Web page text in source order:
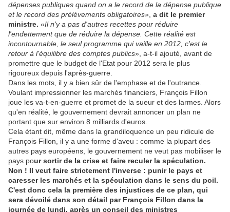
dépenses publiques quand on a le record de la dépense publique
et le record des prélèvements obligatoires» a dit le premier
ministre. «Il n'y a pas d'autres recettes pour réduire
l'endettement que de réduire la dépense. Cette réalité est
incontournable, le seul programme qui vaille en 2012, c'est le
retour à l'équilibre des comptes publics», a-t-il ajouté, avant de
promettre que le budget de l'Etat pour 2012 sera le plus
rigoureux depuis l'après-guerre.
Dans les mots, il y a bien sûr de l'emphase et de l'outrance.
Voulant impressionner les marchés financiers, François Fillon
joue les va-t-en-guerre et promet de la sueur et des larmes. Alors
qu'en réalité, le gouvernement devrait annoncer un plan ne
portant que sur environ 8 milliards d'euros.
Cela étant dit, même dans la grandiloquence un peu ridicule de
François Fillon, il y a une forme d'aveu : comme la plupart des
autres pays européens, le gouvernement ne veut pas mobiliser le
pays pour sortir de la crise et faire reculer la spéculation.
Non ! Il veut faire strictement l'inverse : punir le pays et
caresser les marchés et la spéculation dans le sens du poil.
C'est donc cela la première des injustices de ce plan, qui
sera dévoilé dans son détail par François Fillon dans la
journée de lundi, après un conseil des ministres